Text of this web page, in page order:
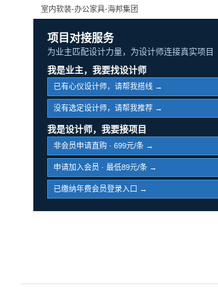
室内软装-办公家具-海邦集团
项目对接服务
为业主匹配设计力量，为设计师连接真实项目
我是业主，我要找设计师
已有心仪设计师，请帮我搭线 →
没有选定设计师，请帮我推荐 →
我是设计师，我要接项目
非会员申请直购 · 699元/条 →
申请加入会员 · 最低89元/条 →
已缴纳年费会员登录入口 →